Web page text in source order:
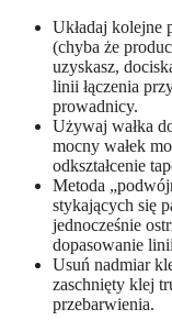
Układaj kolejne
(chyba że
uzyskasz,
linii łączenia
prowadnicy.
Używaj wałka
mocny wałek
odkształcenie
Metoda
stykających się
jednocześnie
dopasowanie
Usuń nadmiar
zaschnięty klej
przebarwienia.